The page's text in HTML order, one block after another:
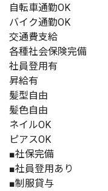
自転車通勤OK
バイク通勤OK
交通費支給
各種社会保険完備
社員登用有
昇給有
髪型自由
髪色自由
ネイルOK
ピアスOK
■社保完備
■社員登用あり
■制服貸与